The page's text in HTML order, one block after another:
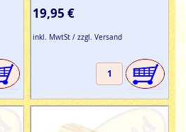
19,95 €
inkl. MwtSt / zzgl. Versand